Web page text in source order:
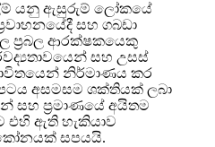
යනු ඇසුරුම් ලෝකයේ
සහ ගබඩා
ප්‍රබල ආරක්ෂකයෙකු
සහ උසස්
නිර්මාණය කර
අසමසම ශක්තියක් ලබා
සහ ප්‍රමාණයේ අයිතම
එහි ඇති හැකියාව
සපයයි.